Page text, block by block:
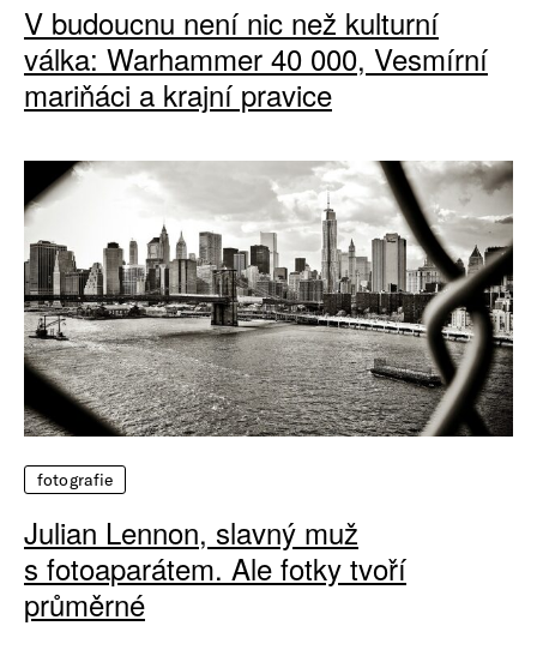
V budoucnu není nic než kulturní
válka: Warhammer 40 000, Vesmírní
mariňáci a krajní pravice
fotografie
Julian Lennon, slavný muž
s fotoaparátem. Ale fotky tvoří
průměrné